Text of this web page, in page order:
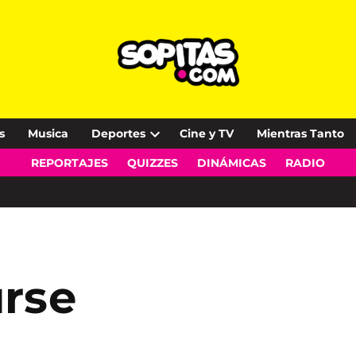
Musica Deportes
Open
dropdown
Cine y TV Mientras Tanto
REPORTAJES QUIZZES DINÁMICAS RADIO